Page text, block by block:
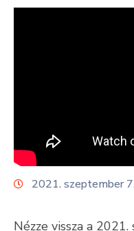
Fejlesztések
Média
Keresés
2021. szeptember 7.
Nézze vissza a